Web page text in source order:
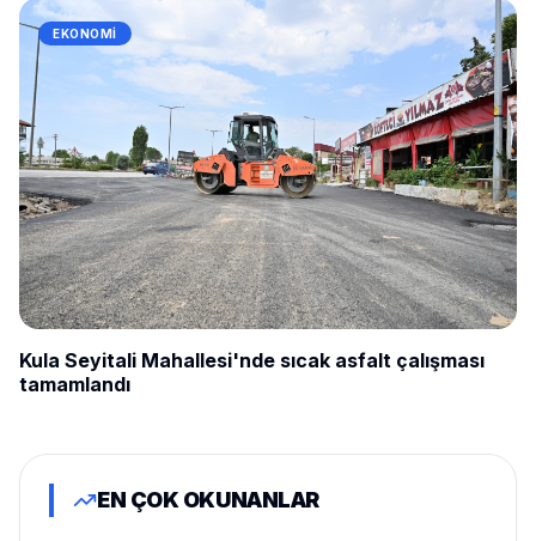
EKONOMI
Kula Seyitali Mahallesi'nde sıcak asfalt çalışması
tamamlandı
EN ÇOK OKUNANLAR